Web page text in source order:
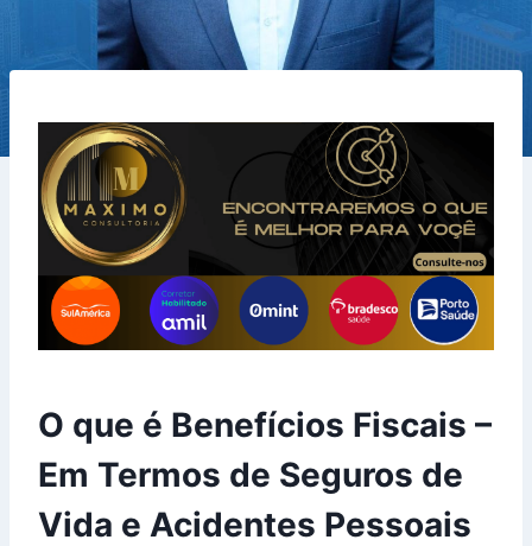
O que é Benefícios Fiscais –
Em Termos de Seguros de
Vida e Acidentes Pessoais